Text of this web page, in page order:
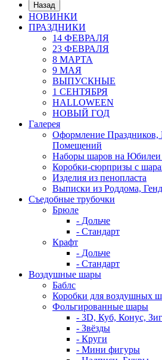
Назад
НОВИНКИ
ПРАЗДНИКИ
14 ФЕВРАЛЯ
23 ФЕВРАЛЯ
8 МАРТА
9 МАЯ
ВЫПУСКНЫЕ
1 СЕНТЯБРЯ
HALLOWEEN
НОВЫЙ ГОД
Галерея
Оформление Праздников,
Помещений
Наборы шаров на
Коробки-сюрпризы с
Изделия из пенопласта
Выписки из Роддома,
Съедобные трубочки
Брюле
- Дольче
- Стандарт
Крафт
- Дольче
- Стандарт
Воздушные шары
Баблс
Коробки для воздушных
Фольгированные шары
- 3D, Куб, Конус,
- Звёзды
- Круги
- Мини фигуры